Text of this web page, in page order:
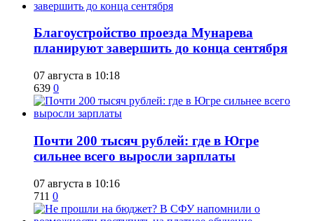
Благоустройство проезда Мунарева
планируют завершить до конца сентября
07 августа в 10:18
639 0
​Почти 200 тысяч рублей: где в Югре
сильнее всего выросли зарплаты
07 августа в 10:16
711 0